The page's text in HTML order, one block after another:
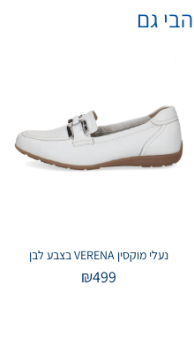
גם
נעלי מוקסין VERENA בצבע לבן
₪499